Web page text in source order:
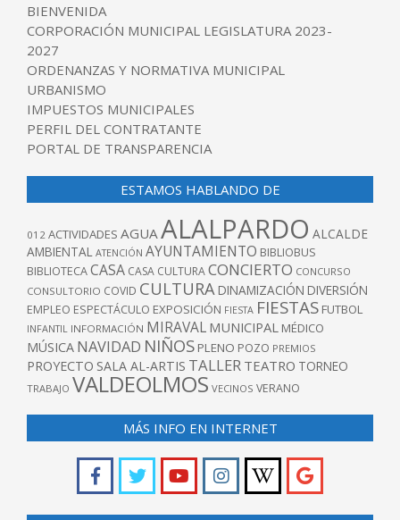
BIENVENIDA
CORPORACIÓN MUNICIPAL LEGISLATURA 2023-
2027
ORDENANZAS Y NORMATIVA MUNICIPAL
URBANISMO
IMPUESTOS MUNICIPALES
PERFIL DEL CONTRATANTE
PORTAL DE TRANSPARENCIA
ESTAMOS HABLANDO DE
012 ACTIVIDADES AGUA ALALPARDO ALCALDE
AMBIENTAL ATENCIÓN AYUNTAMIENTO BIBLIOBUS
BIBLIOTECACASA CASA CULTURACONCIERTO CONCURSO
CONSULTORIO COVID CULTURA DINAMIZACIÓN DIVERSIÓN
EMPLEO ESPECTÁCULO EXPOSICIÓN FIESTA FIESTAS FUTBOL
INFANTIL INFORMACIÓN MIRAVAL MUNICIPAL MÉDICO
MÚSICA NAVIDAD NIÑOS PLENO POZO PREMIOS
PROYECTO SALA AL-ARTIS TALLER TEATRO TORNEO
TRABAJO VALDEOLMOS VECINOS VERANO
MÁS INFO EN INTERNET